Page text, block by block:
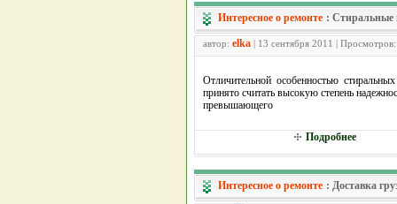
Интересное о ремонте :
автор: elka | 13 сентября 2011 |
Отличительной особенностью
принято считать высокую степень
превышающего
Подробнее
Интересное о ремонте : Доставка